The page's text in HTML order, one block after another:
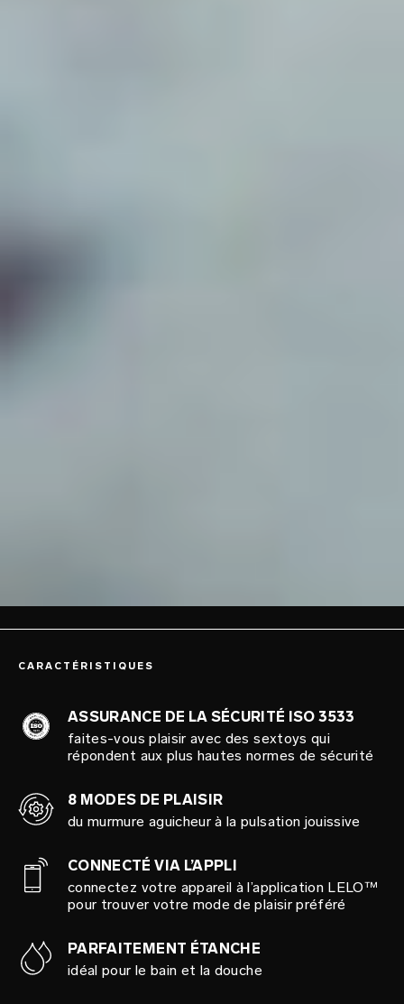
CARACTÉRISTIQUES
ASSURANCE DE LA SÉCURITÉ ISO 3533
faites-vous plaisir avec des sextoys qui
répondent aux plus hautes normes de sécurité
8 MODES DE PLAISIR
du murmure aguicheur à la pulsation jouissive
CONNECTÉ VIA L’APPLI
connectez votre appareil à l’application LELO™
pour trouver votre mode de plaisir préféré
PARFAITEMENT ÉTANCHE
idéal pour le bain et la douche